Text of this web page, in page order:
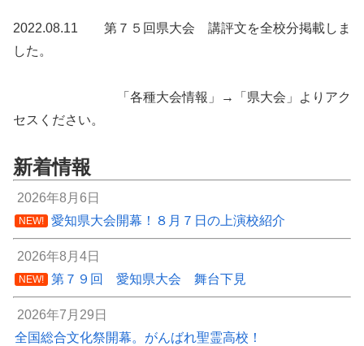
2022.08.11 第７５回県大会 講評文を全校分掲載しま
した。
「各種大会情報」→「県大会」よりアク
セスください。
新着情報
2026年8月6日
NEW! 愛知県大会開幕！８月７日の上演校紹介
2026年8月4日
NEW! 第７９回 愛知県大会 舞台下見
2026年7月29日
全国総合文化祭開幕。がんばれ聖霊高校！